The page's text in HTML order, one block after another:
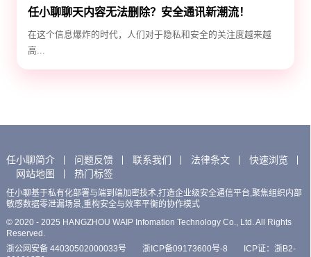
任小聊聊天内容无法删除？安全通讯新潮流！
在这个信息爆炸的时代，人们对于隐私和安全的关注度越来越
高...
任小聊简介 问题反馈 联系我们 法律条文
快速浏览
网站地图
热门标签
任小聊基于私有化部署与端到端加密技术,打造企业级安全通信平台,聚焦组织内部
敏感数据零泄漏场景,重构安全与效率平衡的协作模式
© 2020 - 2025 HANGZHOU WAIP Infomation Technology Co., Ltd. All Rights
Reserved.
浙公网安备 44030502000033号
浙ICP备09173600号-8
ICP证：浙B2-